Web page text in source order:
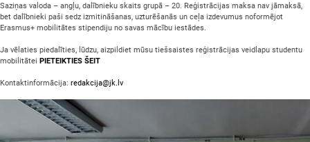
Saziņas valoda – angļu, dalībnieku skaits grupā – 20. Reģistrācijas maksa nav jāmaksā,
bet dalībnieki paši sedz izmitināšanas, uzturēšanās un ceļa izdevumus noformējot
Erasmus+ mobilitātes stipendiju no savas mācību iestādes.
Ja vēlaties piedalīties, lūdzu, aizpildiet mūsu tiešsaistes reģistrācijas veidlapu studentu
mobilitātei PIETEIKTIES ŠEIT
Kontaktinformācija: redakcija@jk.lv